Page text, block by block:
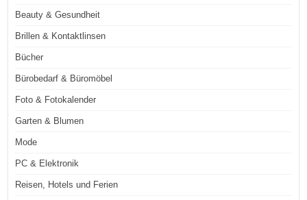
Beauty & Gesundheit
Brillen & Kontaktlinsen
Bücher
Bürobedarf & Büromöbel
Foto & Fotokalender
Garten & Blumen
Mode
PC & Elektronik
Reisen, Hotels und Ferien